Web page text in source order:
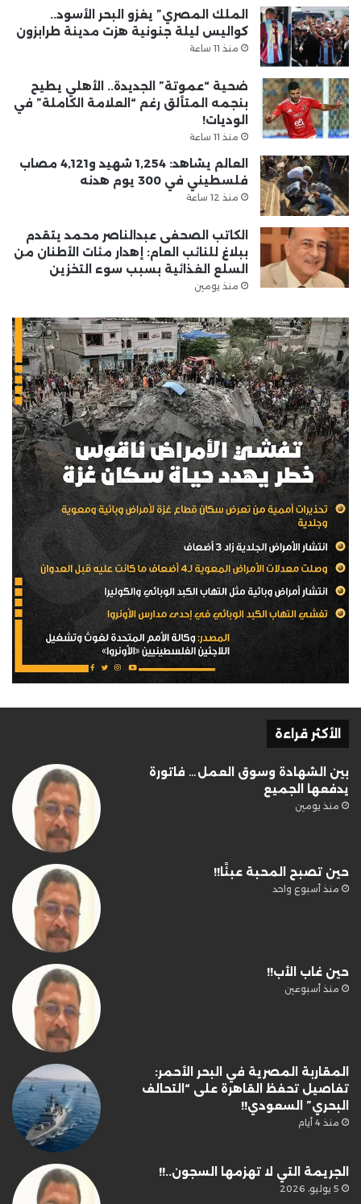
الملك المصري” يغزو البحر الأسود..
كواليس ليلة جنونية هزت مدينة طرابزون
منذ 11 ساعة
ضحية “عموتة” الجديدة.. الأهلي يطيح
بنجمه المتألق رغم “العلامة الكاملة” في
الوديات!
منذ 11 ساعة
العالم يشاهد: 1,254 شهيد و4,121 مصاب
فلسطيني في 300 يوم هدنه
منذ 12 ساعة
الكاتب الصحفى عبدالناصر محمد يتقدم
ببلاغ للنائب العام: إهدار مئات الأطنان من
السلع الغذائية بسبب سوء التخزين
منذ يومين
الأكثر قراءة
بين الشهادة وسوق العمل… فاتورة
يدفعها الجميع
منذ يومين
حين تصبح المحبة عبئًا!!
منذ أسبوع واحد
حين غاب الأب!!
منذ أسبوعين
المقاربة المصرية في البحر الأحمر:
تفاصيل تحفظ القاهرة على “التحالف
البحري” السعودي!!
منذ 4 أيام
الجريمة التي لا تهزمها السجون..!!
5 يوليو، 2026